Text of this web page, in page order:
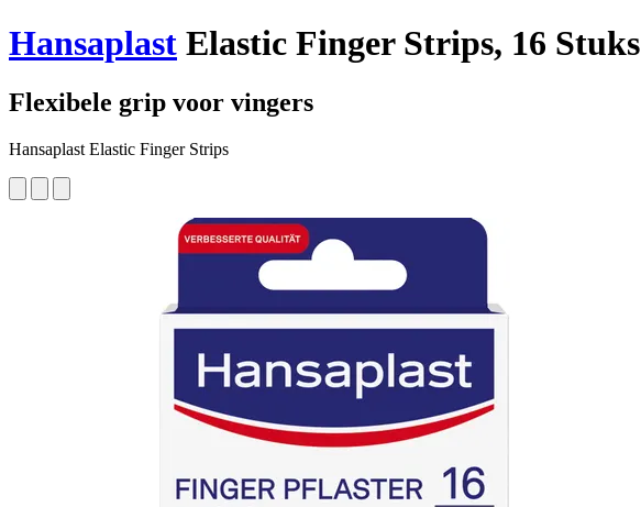
Hansaplast Elastic Finger Strips, 16 Stuks
Flexibele grip voor vingers
Hansaplast Elastic Finger Strips